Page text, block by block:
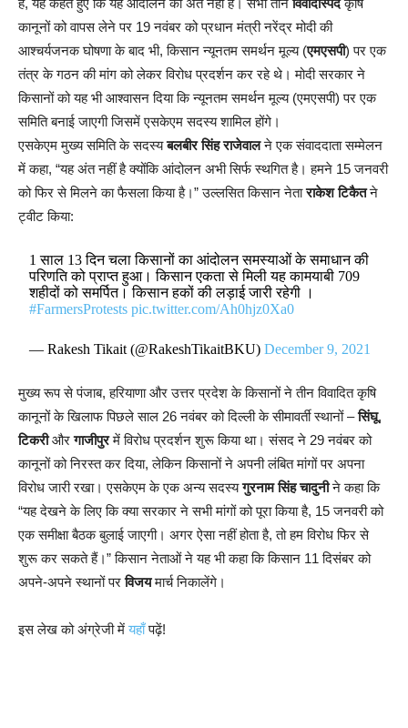
कानूनों को वापस लेने पर 19 नवंबर को प्रधान मंत्री नरेंद्र मोदी की
आश्चर्यजनक घोषणा के बाद भी, किसान न्यूनतम समर्थन मूल्य (एमएसपी) पर एक
तंत्र के गठन की मांग को लेकर विरोध प्रदर्शन कर रहे थे। मोदी सरकार ने
किसानों को यह भी आश्वासन दिया कि न्यूनतम समर्थन मूल्य (एमएसपी) पर एक
समिति बनाई जाएगी जिसमें एसकेएम सदस्य शामिल होंगे।
एसकेएम मुख्य समिति के सदस्यबलबीर सिंह राजेवालने एक संवाददाता सम्मेलन
में कहा, “यह अंत नहीं है क्योंकि आंदोलन अभी सिर्फ स्थगित है। हमने 15 जनवरी
को फिर से मिलने का फैसला किया है।” उल्लसित किसान नेताराकेश टिकैतने
ट्वीट किया:
1 साल 13 दिन चला किसानों का आंदोलन समस्याओं के समाधान की
परिणति को प्राप्त हुआ। किसान एकता से मिली यह कामयाबी 709
शहीदों को समर्पित। किसान हकों की लड़ाई जारी रहेगी ।
#FarmersProtests pic.twitter.com/Ah0hjz0Xa0
— Rakesh Tikait (@RakeshTikaitBKU)December 9, 2021
मुख्य रूप से पंजाब, हरियाणा और उत्तर प्रदेश के किसानों ने तीन विवादित कृषि
कानूनों के खिलाफ पिछले साल 26 नवंबर को दिल्ली के सीमावर्ती स्थानों –सिंघू,
टिकरीऔरगाजीपुरमें विरोध प्रदर्शन शुरू किया था। संसद ने 29 नवंबर को
कानूनों को निरस्त कर दिया, लेकिन किसानों ने अपनी लंबित मांगों पर अपना
विरोध जारी रखा। एसकेएम के एक अन्य सदस्यगुरनाम सिंह चादुनीने कहा कि
“यह देखने के लिए कि क्या सरकार ने सभी मांगों को पूरा किया है, 15 जनवरी को
एक समीक्षा बैठक बुलाई जाएगी। अगर ऐसा नहीं होता है, तो हम विरोध फिर से
शुरू कर सकते हैं।” किसान नेताओं ने यह भी कहा कि किसान 11 दिसंबर को
अपने-अपने स्थानों परविजयमार्च निकालेंगे।
इस लेख को अंग्रेजी मेंयहाँपढ़ें!